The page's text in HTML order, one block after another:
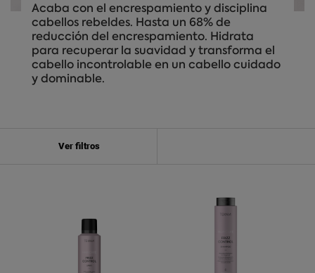
Acaba con el encrespamiento y disciplina
cabellos rebeldes. Hasta un 68% de
reducción del encrespamiento. Hidrata
para recuperar la suavidad y transforma el
cabello incontrolable en un cabello cuidado
y dominable.
Ver filtros